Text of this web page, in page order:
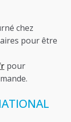
chez
pour être
pour